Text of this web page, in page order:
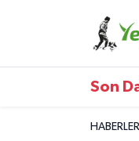
Son
HABERLER